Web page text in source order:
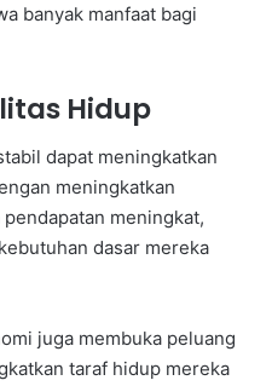
banyak manfaat bagi
Hidup
dapat meningkatkan
meningkatkan
meningkat,
dasar mereka
juga membuka peluang
taraf hidup mereka